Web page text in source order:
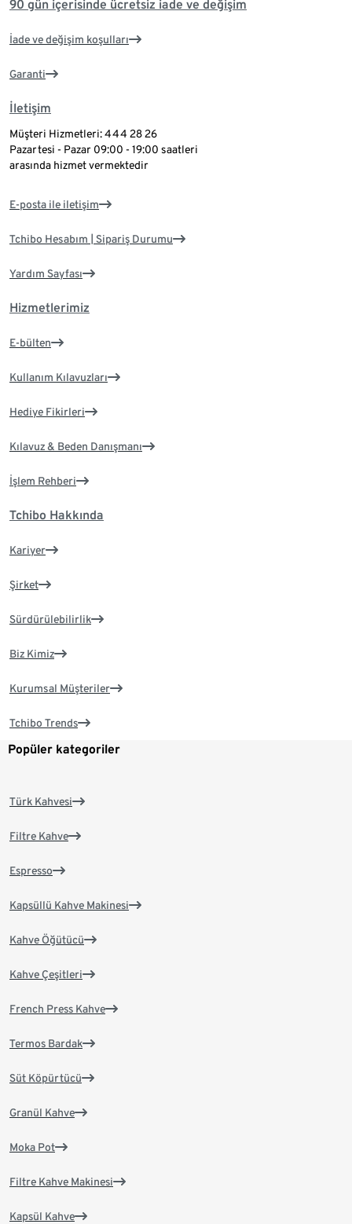
90 gün içerisinde ücretsiz iade ve değişim
İade ve değişim koşulları
Garanti
İletişim
Müşteri Hizmetleri: 444 28 26
Pazartesi - Pazar 09:00 - 19:00 saatleri
arasında hizmet vermektedir
E-posta ile iletişim
Tchibo Hesabım | Sipariş Durumu
Yardım Sayfası
Hizmetlerimiz
E-bülten
Kullanım Kılavuzları
Hediye Fikirleri
Kılavuz & Beden Danışmanı
İşlem Rehberi
Tchibo Hakkında
Kariyer
Şirket
Sürdürülebilirlik
Biz Kimiz
Kurumsal Müşteriler
Tchibo Trends
Popüler kategoriler
Türk Kahvesi
Filtre Kahve
Espresso
Kapsüllü Kahve Makinesi
Kahve Öğütücü
Kahve Çeşitleri
French Press Kahve
Termos Bardak
Süt Köpürtücü
Granül Kahve
Moka Pot
Filtre Kahve Makinesi
Kapsül Kahve